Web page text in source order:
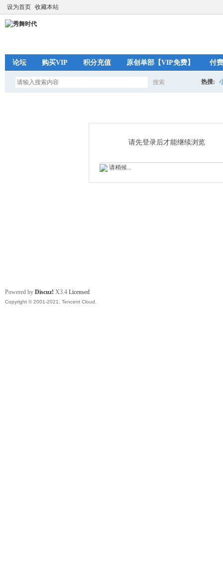
设为首页 收藏本站
论坛 购买VIP 积分充值 原创单部【VIP免费】 付
搜索
索
热搜:
请先登录后才能继续浏览
请稍候...
Powered by Discuz! X3.4 Licensed
Copyright © 2001-2021, Tencent Cloud.